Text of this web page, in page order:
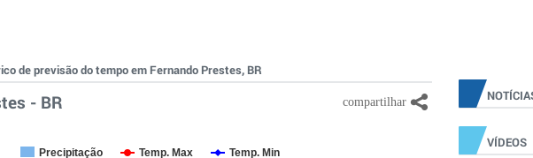
de previsão do tempo em Fernando Prestes, BR
- BR
Precipitação Temp. Max Temp. Min
VÍDEOS